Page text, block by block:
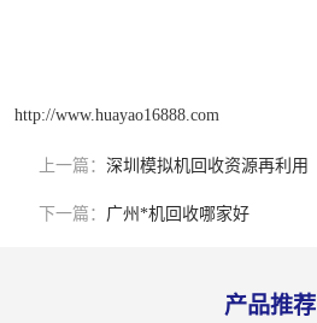
http://www.huayao16888.com
上一篇： 深圳模拟机回收资源再利用
下一篇： 广州*机回收哪家好
产品推荐